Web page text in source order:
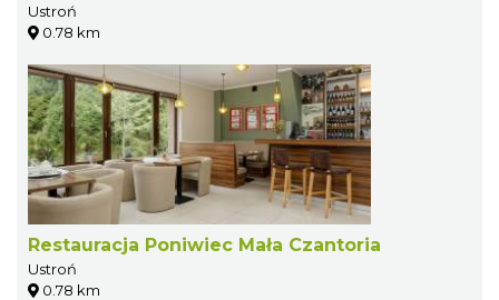
Ustroń
0.78 km
Restauracja Poniwiec Mała Czantoria
Ustroń
0.78 km